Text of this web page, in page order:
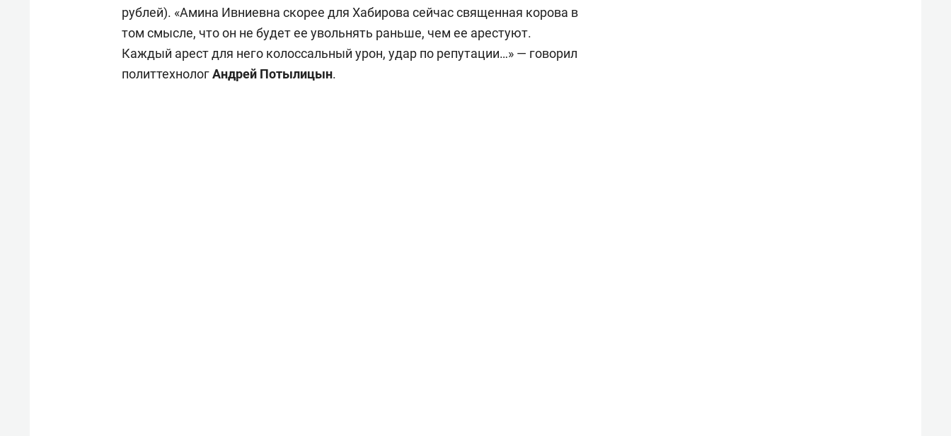
рублей). «Амина Ивниевна скорее для Хабирова сейчас священная корова в
том смысле, что он не будет ее увольнять раньше, чем ее арестуют.
Каждый арест для него колоссальный урон, удар по репутации…» — говорил
политтехнологАндрей Потылицын.